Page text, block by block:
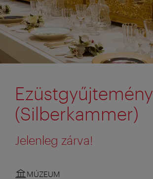
Ezüstgyűjtemény
(Silberkammer)
Jelenleg zárva!
MÚZEUM